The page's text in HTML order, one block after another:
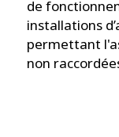
de
installations
permettant
non